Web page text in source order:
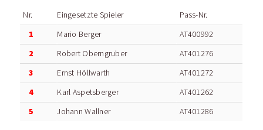
Nr. Eingesetzte Spieler Pass-Nr.
1 Mario Berger AT400992
2 Robert Oberngruber AT401276
3 Ernst Höllwarth AT401272
4 Karl Aspetsberger AT401262
5 Johann Wallner AT401286